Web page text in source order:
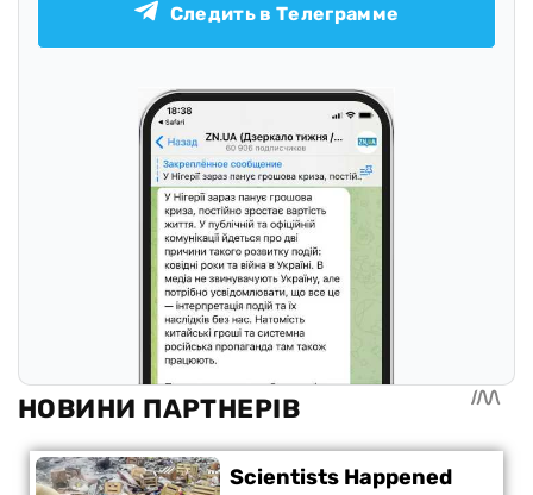
Следить в Телеграмме